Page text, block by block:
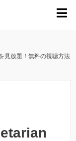
見放題！無料の視聴方法